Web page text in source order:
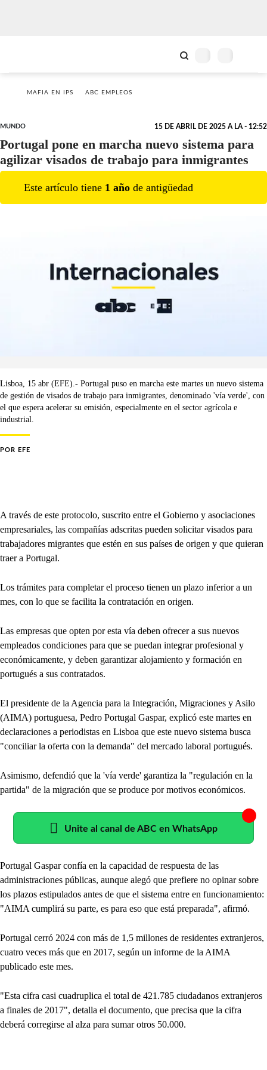
MAFIA EN IPS ABC EMPLEOS
MUNDO 15 DE ABRIL DE 2025 A LA - 12:52
Portugal pone en marcha nuevo sistema para
agilizar visados de trabajo para inmigrantes
Este artículo tiene 1 año de antigüedad
Lisboa, 15 abr (EFE).- Portugal puso en marcha este martes un nuevo sistema
de gestión de visados de trabajo para inmigrantes, denominado 'vía verde', con
el que espera acelerar su emisión, especialmente en el sector agrícola e
industrial.
POR EFE
A través de este protocolo, suscrito entre el Gobierno y asociaciones
empresariales, las compañías adscritas pueden solicitar visados para
trabajadores migrantes que estén en sus países de origen y que quieran
traer a Portugal.
Los trámites para completar el proceso tienen un plazo inferior a un
mes, con lo que se facilita la contratación en origen.
Las empresas que opten por esta vía deben ofrecer a sus nuevos
empleados condiciones para que se puedan integrar profesional y
económicamente, y deben garantizar alojamiento y formación en
portugués a sus contratados.
El presidente de la Agencia para la Integración, Migraciones y Asilo
(AIMA) portuguesa, Pedro Portugal Gaspar, explicó este martes en
declaraciones a periodistas en Lisboa que este nuevo sistema busca
"conciliar la oferta con la demanda" del mercado laboral portugués.
Asimismo, defendió que la 'vía verde' garantiza la "regulación en la
partida" de la migración que se produce por motivos económicos.
Unite al canal de ABC en WhatsApp
Portugal Gaspar confía en la capacidad de respuesta de las
administraciones públicas, aunque alegó que prefiere no opinar sobre
los plazos estipulados antes de que el sistema entre en funcionamiento:
"AIMA cumplirá su parte, es para eso que está preparada", afirmó.
Portugal cerró 2024 con más de 1,5 millones de residentes extranjeros,
cuatro veces más que en 2017, según un informe de la AIMA
publicado este mes.
"Esta cifra casi cuadruplica el total de 421.785 ciudadanos extranjeros
a finales de 2017", detalla el documento, que precisa que la cifra
deberá corregirse al alza para sumar otros 50.000.